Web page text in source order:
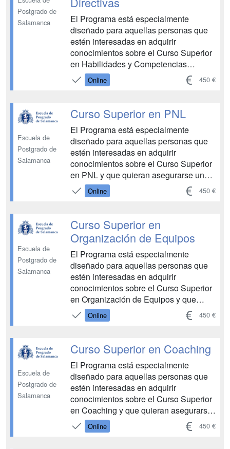
Postgrado de
Salamanca
El Programa está especialmente
diseñado para aquellas personas que
estén interesadas en adquirir
conocimientos sobre el Curso Superior
en Habilidades y Competencias
Directivas y que quieran asegurarse un
recorrido ascendente en esta área, con
de competencias. Permite conocer
sobre la gestión de personal y ...
Online 450 €
Escuela de
Postgrado de
Salamanca
Curso Superior en PNL
El Programa está especialmente
diseñado para aquellas personas que
estén interesadas en adquirir
conocimientos sobre el Curso Superior
en PNL y que quieran asegurarse un
recorrido ascendente en esta área, con
una especial elevación y consolidación
sobre los fundamentos científicos de la
programación neurolingüís...
Online 450 €
Escuela de
Postgrado de
Salamanca
Curso Superior en
Organización de Equipos
El Programa está especialmente
diseñado para aquellas personas que
estén interesadas en adquirir
conocimientos sobre el Curso Superior
en Organización de Equipos y que
quieran asegurarse un recorrido
ascendente en esta área, con una
competencias. Permite conocer sobre
el liderazgo en la gestión de equipos, ...
Online 450 €
Escuela de
Postgrado de
Salamanca
Curso Superior en Coaching
El Programa está especialmente
diseñado para aquellas personas que
estén interesadas en adquirir
conocimientos sobre el Curso Superior
en Coaching y que quieran asegurarse
un recorrido ascendente en esta área,
con una especial elevación y
Online 450 €